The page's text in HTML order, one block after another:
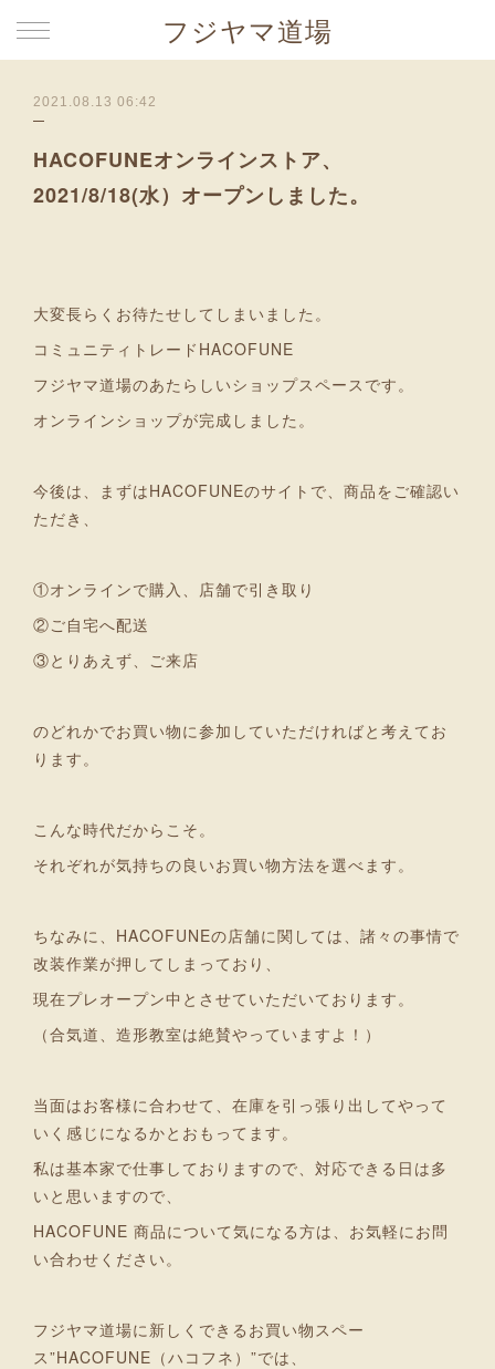
フジヤマ道場
2021.08.13 06:42
HACOFUNEオンラインストア、
2021/8/18(水）オープンしました。
大変長らくお待たせしてしまいました。
コミュニティトレードHACOFUNE
フジヤマ道場のあたらしいショップスペースです。
オンラインショップが完成しました。
今後は、まずはHACOFUNEのサイトで、商品をご確認い
ただき、
①オンラインで購入、店舗で引き取り
②ご自宅へ配送
③とりあえず、ご来店
のどれかでお買い物に参加していただければと考えてお
ります。
こんな時代だからこそ。
それぞれが気持ちの良いお買い物方法を選べます。
ちなみに、HACOFUNEの店舗に関しては、諸々の事情で
改装作業が押してしまっており、
現在プレオープン中とさせていただいております。
（合気道、造形教室は絶賛やっていますよ！）
当面はお客様に合わせて、在庫を引っ張り出してやって
いく感じになるかとおもってます。
私は基本家で仕事しておりますので、対応できる日は多
いと思いますので、
HACOFUNE 商品について気になる方は、お気軽にお問
い合わせください。
フジヤマ道場に新しくできるお買い物スペー
ス”HACOFUNE（ハコフネ）”では、